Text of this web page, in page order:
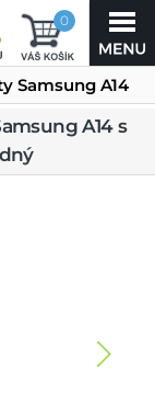
0
Samsung A14
kryt TopQ
na mobil
A14 s